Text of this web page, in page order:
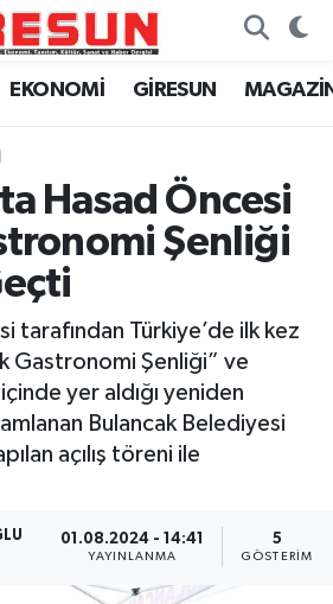
EKONOMİ GİRESUN
Hasad Öncesi
Şenliği
tarafından Türkiye’de ilk kez
Gastronomi Şenliği” ve
yer aldığı yeniden
Bulancak Belediyesi
açılış töreni ile
01.08.2024 - 14:41
YAYINLANMA
5
GÖSTERIM
Durumu ve Fikstür